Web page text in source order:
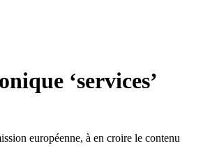
‘services’
européenne, à en croire le contenu